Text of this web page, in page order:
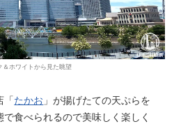
＆ホワイトから見た眺望
たかお 」が揚げたての天ぷらを
食べられるので美味しく楽しく